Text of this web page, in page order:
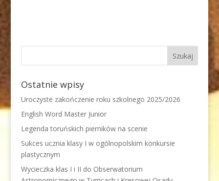
Ostatnie wpisy
Uroczyste zakończenie roku szkolnego 2025/2026
English Word Master Junior
Legenda toruńskich pierników na scenie
Sukces ucznia klasy I w ogólnopolskim konkursie
plastycznym
Wycieczka klas I i II do Obserwatorium